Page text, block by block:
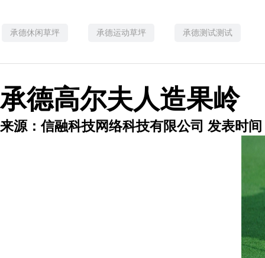
承德休闲草坪 承德运动草坪 承德测试测试
承德高尔夫人造果岭
来源：信融科技网络科技有限公司 发表时间